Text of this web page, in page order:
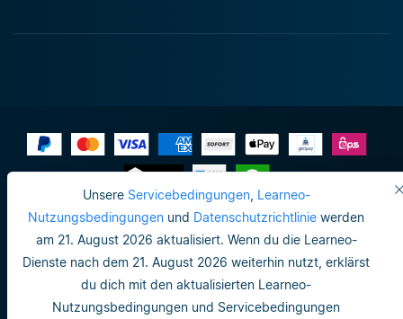
Unsere Servicebedingungen, Learneo-
Nutzungsbedingungen und Datenschutzrichtlinie werden
am 21. August 2026 aktualisiert. Wenn du die Learneo-
Dienste nach dem 21. August 2026 weiterhin nutzt, erklärst
du dich mit den aktualisierten Learneo-
Nutzungsbedingungen und Servicebedingungen
Impressum
Do not sell or share my personal info
Nutzungsbedingungen
Datenschutzrichtlinie